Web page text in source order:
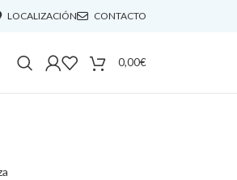
LOCALIZACIÓN CONTACTO
0,00€